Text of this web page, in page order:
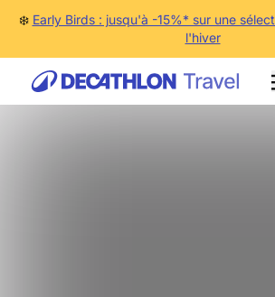
❄️ Early Birds : jusqu'à -15%* sur une
l'hiver